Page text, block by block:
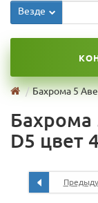
Везде
Бахрома 5
D5 цвет